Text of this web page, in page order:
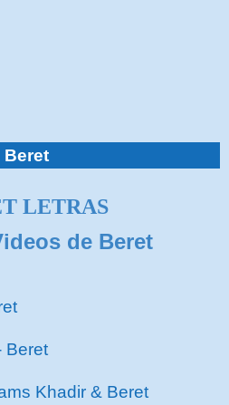
Beret
LETRAS
de Beret
Beret
Khadir & Beret